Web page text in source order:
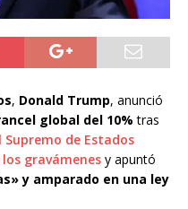
, Donald Trump, anunció
global del 10% tras
de Estados
gravámenes y apuntó
y amparado en una ley